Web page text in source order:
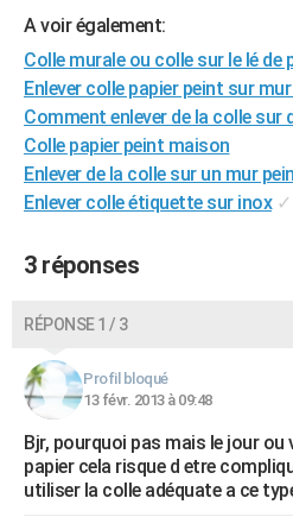
Destinations
City break
Voyage nature
Voyage de noces
Forum
Climat
+
GUIDES D'ACHAT
BONS PLANS
CARTE DE VOEUX
Dictionnaire
Biographies
Citations
Expressions
Proverbes
PROGRAMME TV
COPAINS D'AVANT
S'inscrire
Se connecter
Lycées
Collèges
Primaires
Universités
Entreprises
Service militaire
Avis de recherche
AVIS DE DÉCÈS
FORUM
Bricolage
Lifestyle
Culture
Sport
Auto
Television
Voyage
Cinema
A voir également:
Colle murale ou colle sur le lé de
Enlever colle papier peint sur
Comment enlever de la colle sur
Colle papier peint maison
Enlever de la colle sur un mur
Enlever colle étiquette sur inox ✓
3 réponses
RÉPONSE 1 / 3
Profil bloqué
13 févr. 2013 à 09:48
Bjr, pourquoi pas mais le jour
papier cela risque d etre
utiliser la colle adéquate a ce